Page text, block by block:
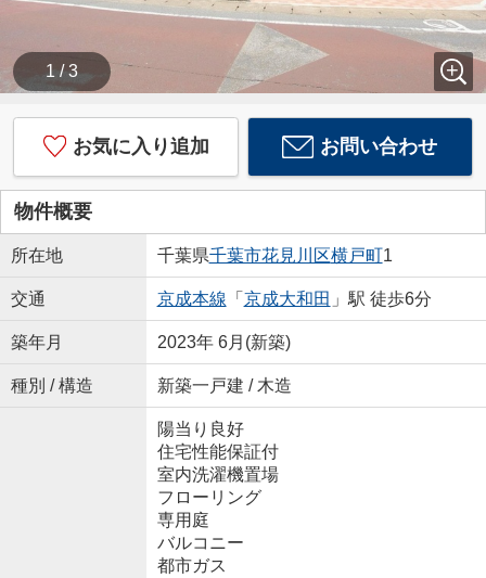
1 / 3
お気に入り追加 お問い合わせ
物件概要
所在地 千葉県千葉市花見川区横戸町1
交通 京成本線 「 京成大和田 」駅 徒歩6分
築年月 2023年 6月(新築)
種別 / 構造 新築一戸建 / 木造
陽当り良好
住宅性能保証付
室内洗濯機置場
フローリング
専用庭
バルコニー
都市ガス